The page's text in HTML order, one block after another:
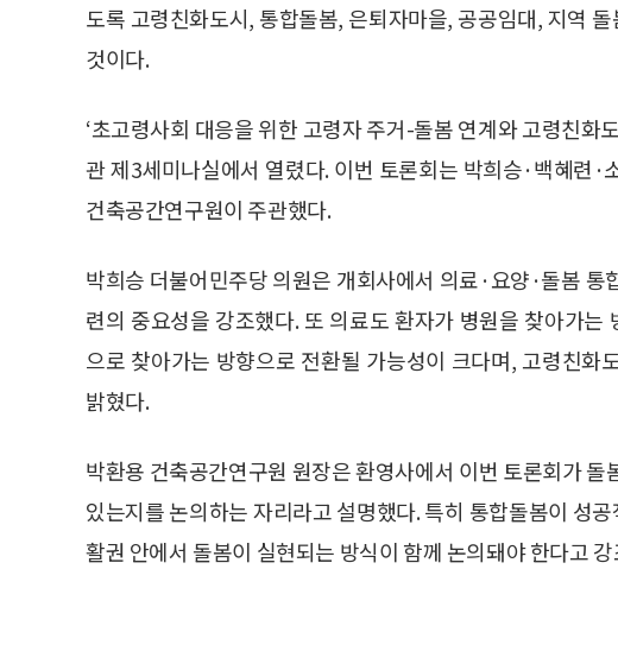
도록 고령친화도시, 통합돌봄, 은퇴자마을, 공공임대, 지역
것이다.
‘초고령사회 대응을 위한 고령자 주거-돌봄 연계와 고령친화
관 제3세미나실에서 열렸다. 이번 토론회는 박희승·백혜련
건축공간연구원이 주관했다.
박희승 더불어민주당 의원은 개회사에서 의료·요양·돌봄
련의 중요성을 강조했다. 또 의료도 환자가 병원을 찾아가
으로 찾아가는 방향으로 전환될 가능성이 크다며, 고령친화
밝혔다.
박환용 건축공간연구원 원장은 환영사에서 이번 토론회가
있는지를 논의하는 자리라고 설명했다. 특히 통합돌봄이 성
활권 안에서 돌봄이 실현되는 방식이 함께 논의돼야 한다고